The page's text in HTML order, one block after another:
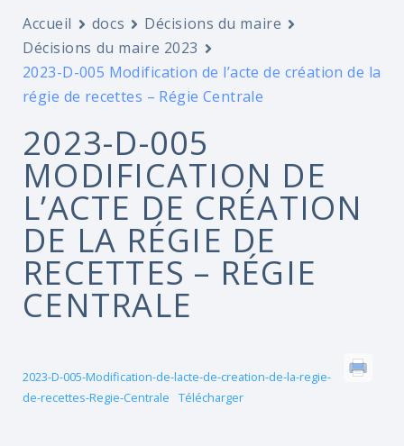
Accueil docs
Décisions du maire
Décisions du maire 2023
2023-D-005 Modification de l’acte de création de la
régie de recettes – Régie Centrale
2023-D-005
MODIFICATION DE
L’ACTE DE CRÉATION
DE LA RÉGIE DE
RECETTES – RÉGIE
CENTRALE
2023-D-005-Modification-de-lacte-de-creation-de-la-regie-
de-recettes-Regie-Centrale
Télécharger